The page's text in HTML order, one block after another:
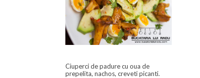
Ciuperci de padure cu oua de
prepelita, nachos, creveti picanti.